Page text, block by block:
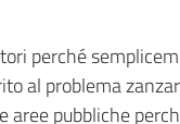
perché
al problema
pubbliche